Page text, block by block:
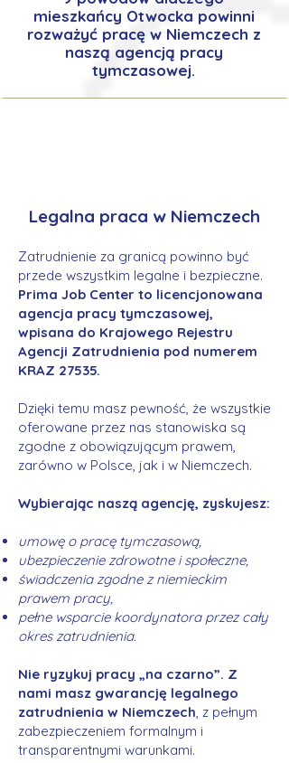
mieszkańcy Otwocka powinni
rozważyć pracę w Niemczech z
naszą agencją pracy
tymczasowej.
Legalna praca w Niemczech
Zatrudnienie za granicą powinno być
przede wszystkim legalne i bezpieczne.
Prima Job Center to licencjonowana
agencja pracy tymczasowej,
wpisana do Krajowego Rejestru
Agencji Zatrudnienia pod numerem
KRAZ 27535.
Dzięki temu masz pewność, że wszystkie
oferowane przez nas stanowiska są
zgodne z obowiązującym prawem,
zarówno w Polsce, jak i w Niemczech.
Wybierając naszą agencję, zyskujesz:
umowę o pracę tymczasową,
ubezpieczenie zdrowotne i społeczne,
świadczenia zgodne z niemieckim
prawem pracy,
pełne wsparcie koordynatora przez cały
okres zatrudnienia.
Nie ryzykuj pracy „na czarno”. Z
nami masz gwarancję legalnego
zatrudnienia w Niemczech, z pełnym
zabezpieczeniem formalnym i
transparentnymi warunkami.